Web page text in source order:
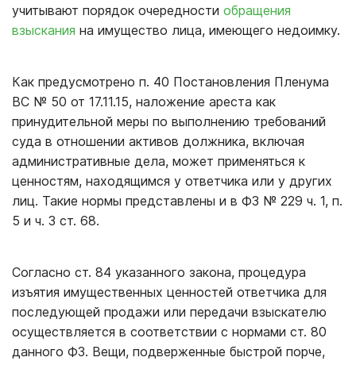
учитывают порядок очередности обращения
взыскания на имущество лица, имеющего недоимку.
Как предусмотрено п. 40 Постановления Пленума
ВС № 50 от 17.11.15, наложение ареста как
принудительной меры по выполнению требований
суда в отношении активов должника, включая
административные дела, может применяться к
ценностям, находящимся у ответчика или у других
лиц. Такие нормы представлены и в ФЗ № 229 ч. 1, п.
5 и ч. 3 ст. 68.
Согласно ст. 84 указанного закона, процедура
изъятия имущественных ценностей ответчика для
последующей продажи или передачи взыскателю
осуществляется в соответствии с нормами ст. 80
данного ФЗ. Вещи, подверженные быстрой порче,